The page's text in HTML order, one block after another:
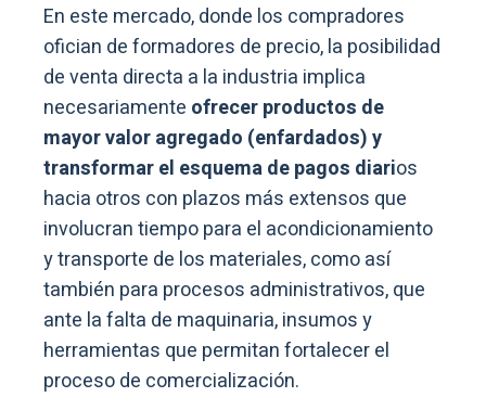
En este mercado, donde los compradores
ofician de formadores de precio, la posibilidad
de venta directa a la industria implica
necesariamente ofrecer productos de
mayor valor agregado (enfardados) y
transformar el esquema de pagos diarios
hacia otros con plazos más extensos que
involucran tiempo para el acondicionamiento
y transporte de los materiales, como así
también para procesos administrativos, que
ante la falta de maquinaria, insumos y
herramientas que permitan fortalecer el
proceso de comercialización.